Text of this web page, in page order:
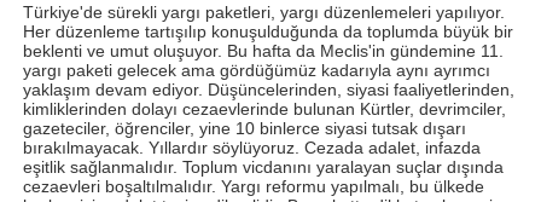
Türkiye'de sürekli yargı paketleri, yargı düzenlemeleri yapılıyor.
Her düzenleme tartışılıp konuşulduğunda da toplumda büyük bir
beklenti ve umut oluşuyor. Bu hafta da Meclis'in gündemine 11.
yargı paketi gelecek ama gördüğümüz kadarıyla aynı ayrımcı
yaklaşım devam ediyor. Düşüncelerinden, siyasi faaliyetlerinden,
kimliklerinden dolayı cezaevlerinde bulunan Kürtler, devrimciler,
gazeteciler, öğrenciler, yine 10 binlerce siyasi tutsak dışarı
bırakılmayacak. Yıllardır söylüyoruz. Cezada adalet, infazda
eşitlik sağlanmalıdır. Toplum vicdanını yaralayan suçlar dışında
cezaevleri boşaltılmalıdır. Yargı reformu yapılmalı, bu ülkede